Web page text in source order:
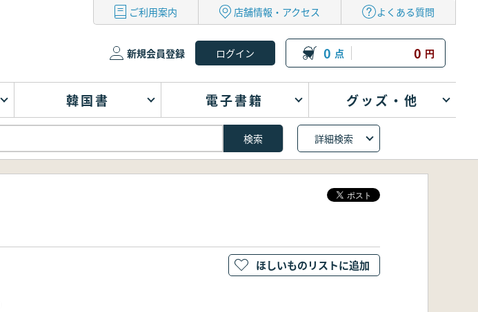
ご利用案内 店舗情報・アクセス よくある質問
新規会員登録 0 点 0 円
韓国書 電子書籍 グッズ・他
詳細検索
ほしいものリストに追加